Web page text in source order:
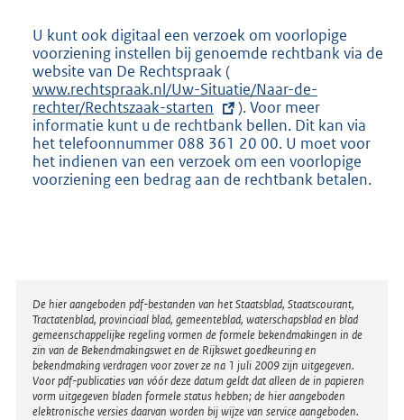
U kunt ook digitaal een verzoek om voorlopige
voorziening instellen bij genoemde rechtbank via de
website van De Rechtspraak (
x
t
e
r
n
e
www.rechtspraak.nl/Uw-Situatie/Naar-de-
rechter/Rechtszaak-starten
). Voor meer
informatie kunt u de rechtbank bellen. Dit kan via
het telefoonnummer 088 361 20 00. U moet voor
het indienen van een verzoek om een voorlopige
voorziening een bedrag aan de rechtbank betalen.
Disclaimer
De hier aangeboden pdf-bestanden van het Staatsblad, Staatscourant,
Tractatenblad, provinciaal blad, gemeenteblad, waterschapsblad en blad
gemeenschappelijke regeling vormen de formele bekendmakingen in de
zin van de Bekendmakingswet en de Rijkswet goedkeuring en
bekendmaking verdragen voor zover ze na 1 juli 2009 zijn uitgegeven.
Voor pdf-publicaties van vóór deze datum geldt dat alleen de in papieren
vorm uitgegeven bladen formele status hebben; de hier aangeboden
elektronische versies daarvan worden bij wijze van service aangeboden.